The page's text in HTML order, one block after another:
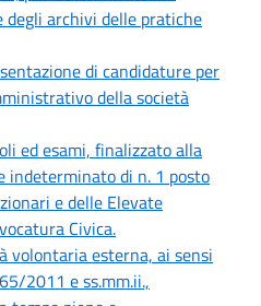
archivi delle pratiche
di candidature per
della società
ed esami, finalizzato alla
indeterminato di n. 1 posto
e delle Elevate
Civica.
volontaria esterna, ai sensi
2011 e ss.mm.ii.,